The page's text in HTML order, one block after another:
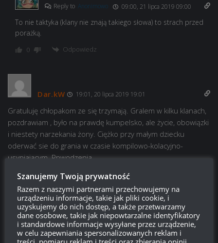
Reply to Anonimowo 09:00, 21 lipca 2019 09:00
To nie taktyka (klany nie znają takiego słowa) to strach przed
porażką.
0 Odpowiedz
Dar.kW 19:01, 20 lipca 2019 19:01
Gratuluję chłopakom ze się trzymają. Gralem w kilku klanach,
pozdrawiam , było na prawdę kumpelsko, ale życie, obowiązki
i niestety narzekania żony. Ciężko przy małym dziecku
oderwać sie do grania w czasie kompilowo-kolacyjno-
usypiajacym. Ppwodzenia
0 Odpowiedz
zimny 18:40, 20 lipca 2019 18:40
po cholere posty o klanach? kiedys gralem w klanach sam,
Szanujemy Twoją prywatność
Razem z naszymi partnerami przechowujemy na
urządzeniu informacje, takie jak pliki cookie, i
uzyskujemy do nich dostęp, a także przetwarzamy
dane osobowe, takie jak niepowtarzalne identyfikatory
i standardowe informacje wysyłane przez urządzenie,
w celu zapewniania spersonalizowanych reklam i